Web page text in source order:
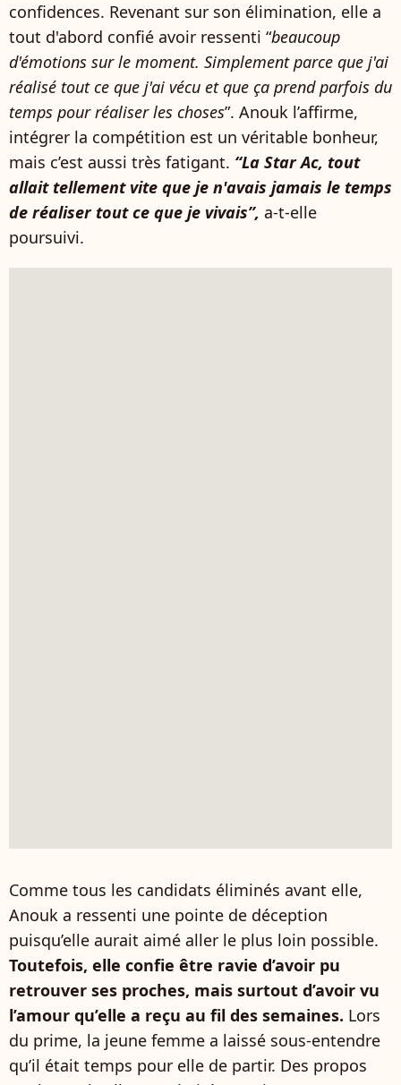
confidences. Revenant sur son élimination, elle a
tout d'abord confié avoir ressenti “beaucoup
d'émotions sur le moment. Simplement parce que j'ai
réalisé tout ce que j'ai vécu et que ça prend parfois du
temps pour réaliser les choses”. Anouk l’affirme,
intégrer la compétition est un véritable bonheur,
mais c’est aussi très fatigant. “La Star Ac, tout
allait tellement vite que je n'avais jamais le temps
de réaliser tout ce que je vivais”, a-t-elle
poursuivi.
Comme tous les candidats éliminés avant elle,
Anouk a ressenti une pointe de déception
puisqu’elle aurait aimé aller le plus loin possible.
Toutefois, elle confie être ravie d’avoir pu
retrouver ses proches, mais surtout d’avoir vu
l’amour qu’elle a reçu au fil des semaines. Lors
du prime, la jeune femme a laissé sous-entendre
qu’il était temps pour elle de partir. Des propos